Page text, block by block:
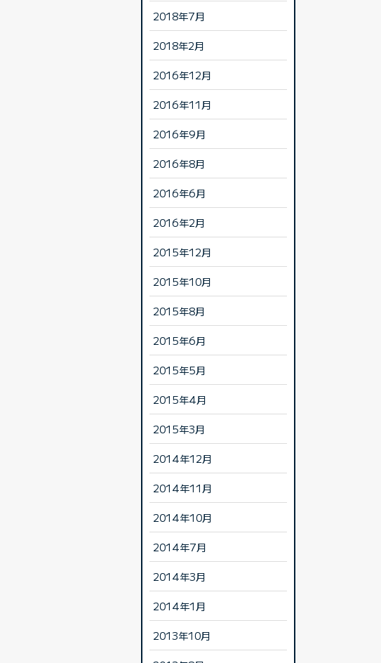
2018年7月
2018年2月
2016年12月
2016年11月
2016年9月
2016年8月
2016年6月
2016年2月
2015年12月
2015年10月
2015年8月
2015年6月
2015年5月
2015年4月
2015年3月
2014年12月
2014年11月
2014年10月
2014年7月
2014年3月
2014年1月
2013年10月